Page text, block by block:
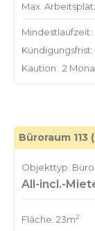
Max.
Mindestlaufzeit:
Kündigungsfrist:
Kaution: 2
Büroraum 113
Objekttyp: Büro
All-incl.-
Fläche: 23m2